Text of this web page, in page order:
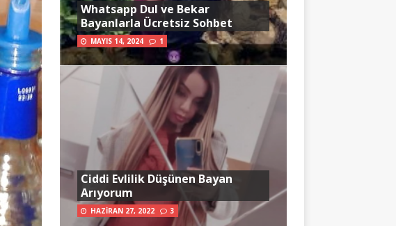
Whatsapp Dul ve Bekar
Bayanlarla Ücretsiz Sohbet
MAYIS 14, 2024 1
Ciddi Evlilik Düşünen Bayan
Arıyorum
HAZIRAN 27, 2022 3